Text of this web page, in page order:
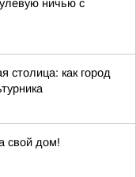
ничью с
столица: как город
свой дом!